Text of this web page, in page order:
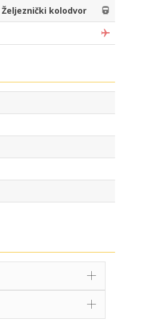
kolodvor